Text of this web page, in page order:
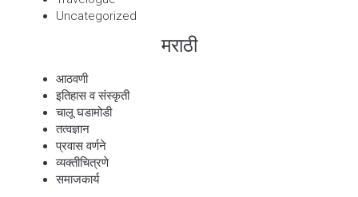
Uncategorized
मराठी
आठवणी
इतिहास व संस्कृती
चालू घडामोडी
तत्वज्ञान
प्रवास वर्णने
व्यक्तीचित्रणे
समाजकार्य